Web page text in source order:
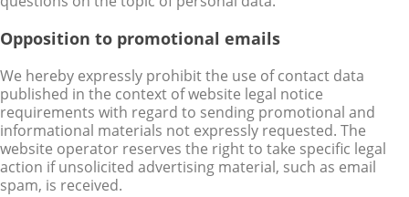
Opposition to promotional emails
We hereby expressly prohibit the use of contact data
published in the context of website legal notice
requirements with regard to sending promotional and
informational materials not expressly requested. The
website operator reserves the right to take specific legal
action if unsolicited advertising material, such as email
spam, is received.